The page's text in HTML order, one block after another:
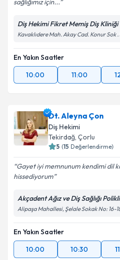
sağlığımız için...
Diş Hekimi Fikret Memiş Diş Kliniği
Kavaklıdere Mah. Akay Cad. Konur Sok .
En Yakın Saatler
10:00
11:00
Dt. Aleyna Çon
Diş Hekimi
Tekirdağ, Çorlu
5 (15 Değerlendirme)
Gayet iyi memnunum kendimi dil
hissediyorum
Akçadent Ağız ve Diş Sağlığı
Alipaşa Mahallesi, Şelale Sokak No: 16-
En Yakın Saatler
10:00
10:30